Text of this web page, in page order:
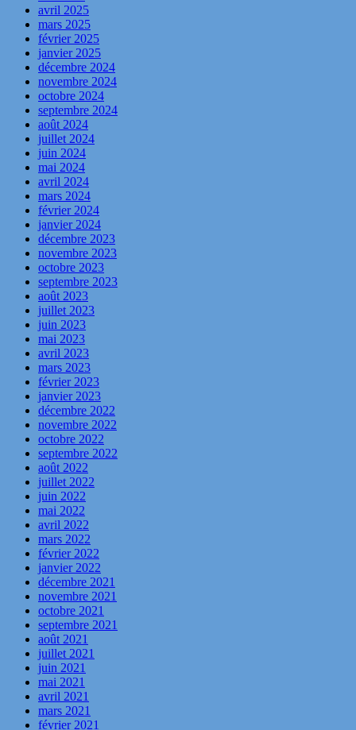
avril 2025
mars 2025
février 2025
janvier 2025
décembre 2024
novembre 2024
octobre 2024
septembre 2024
août 2024
juillet 2024
juin 2024
mai 2024
avril 2024
mars 2024
février 2024
janvier 2024
décembre 2023
novembre 2023
octobre 2023
septembre 2023
août 2023
juillet 2023
juin 2023
mai 2023
avril 2023
mars 2023
février 2023
janvier 2023
décembre 2022
novembre 2022
octobre 2022
septembre 2022
août 2022
juillet 2022
juin 2022
mai 2022
avril 2022
mars 2022
février 2022
janvier 2022
décembre 2021
novembre 2021
octobre 2021
septembre 2021
août 2021
juillet 2021
juin 2021
mai 2021
avril 2021
mars 2021
février 2021